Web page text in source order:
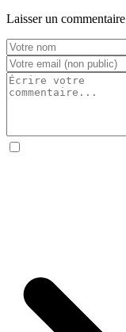
Laisser un commentaire